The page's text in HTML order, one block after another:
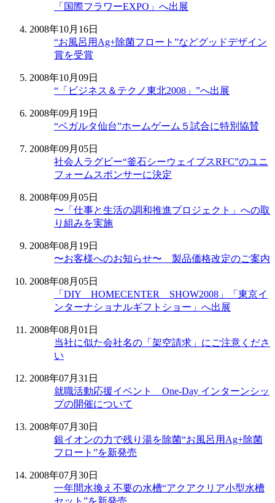
「国際フラワーEXPO」へ出展
2008年10月16日
“お風呂用Ag+除菌フロート”などグッドデザイン
賞を受賞
2008年10月09日
“「ビジネス＆テクノ東北2008」”へ出展
2008年09月19日
“ベガルタ仙台”ホームゲーム５試合に特別協賛
2008年09月05日
社会人ラグビー“釜石シーウェイブスRFC”のユニ
フォームスポンサーに決定
2008年09月05日
〜「仕事と生活の調和推進プロジェクト」への取
り組みを実施
2008年08月19日
〜お客様へのお知らせ〜 製品価格改定のご案内
2008年08月05日
「DIY HOMECENTER SHOW2008」「東京イ
ンターナショナルギフトショー」へ出展
2008年08月01日
当社に似た会社名の「架空請求」にご注意くださ
い
2008年07月31日
就職活動応援イベント One-Day インターンシッ
プの開催について
2008年07月30日
銀イオンの力で残り湯を除菌“お風呂用Ag+除菌
フロート”を新発売
2008年07月30日
一年間水換え不要の水槽“アクアクリア小型水槽
セット”を新発売